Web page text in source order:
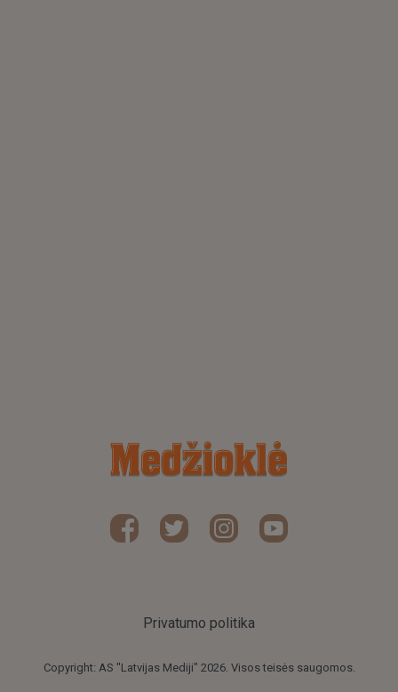
Copyright: AS "Latvijas Mediji" 2026. Visos teisės saugomos.
Privatumo politika